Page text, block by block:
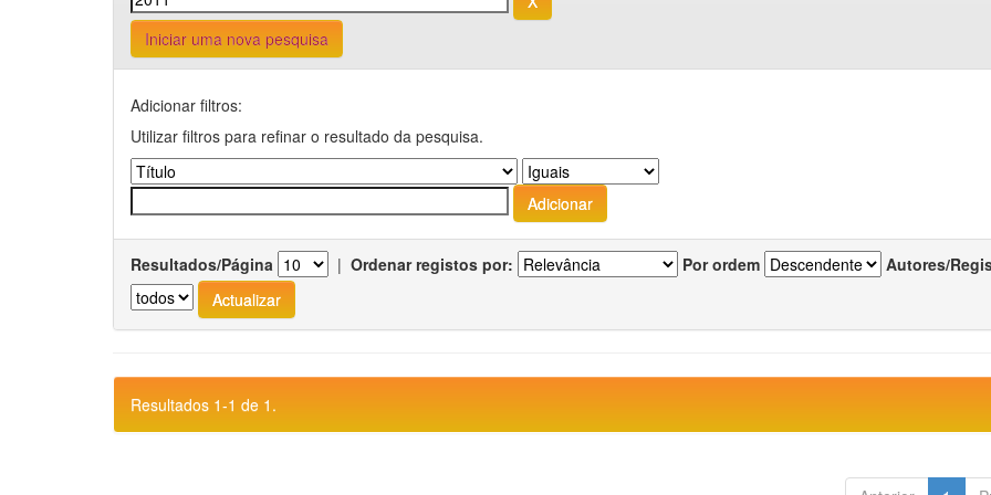
Iniciar uma nova pesquisa
Adicionar filtros:
Utilizar filtros para refinar o resultado da pesquisa.
Resultados/Página | Ordenar registos por: Por ordem Autores/
Resultados 1-1 de 1.